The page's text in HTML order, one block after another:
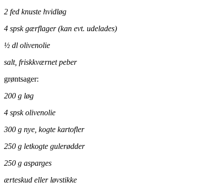
2 fed knuste hvidløg
4 spsk gærflager (kan evt. udelades)
½ dl olivenolie
salt, friskkværnet peber
grøntsager:
200 g løg
4 spsk olivenolie
300 g nye, kogte kartofler
250 g letkogte gulerødder
250 g asparges
ærteskud eller løvstikke